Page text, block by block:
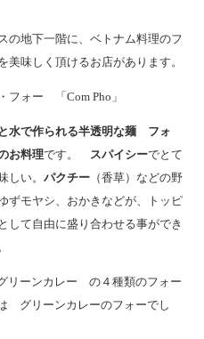
の地下一階に、ベトナム料理のフ
美味しく頂けるお店があります。
フォー 「Com Pho」
水で作られる半透明な麺 フォ
お料理です。 スパイシーでとて
しい。 パクチー （香草）などの野
ずモヤシ、おかきなどが、トッピ
して自由に盛り合わせる事ができ
リーンカレー の４種類のフォー
グリーンカレーのフォーでし